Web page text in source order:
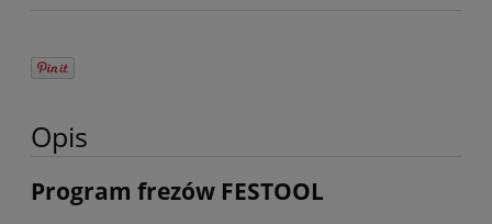
Opis
Program frezów FESTOOL